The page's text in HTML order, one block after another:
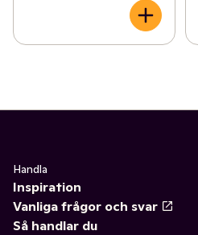
Handla
Inspiration
Vanliga frågor och svar
Så handlar du